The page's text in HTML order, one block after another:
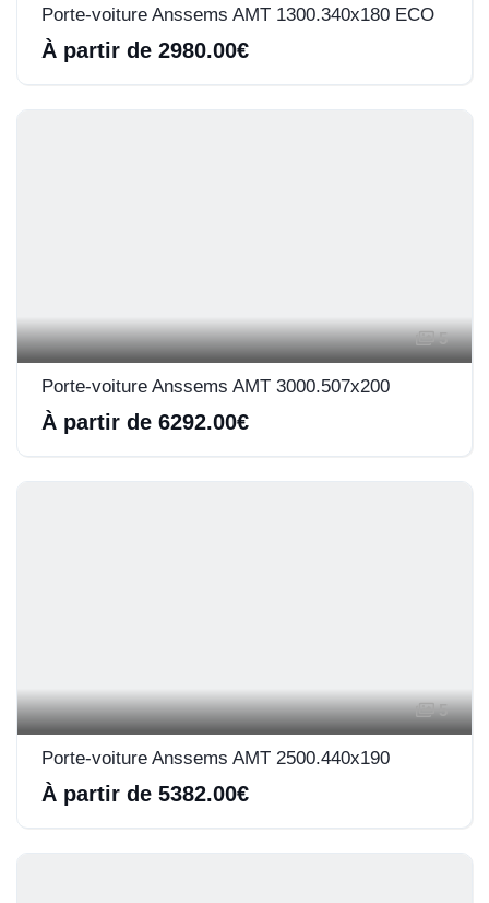
Porte-voiture Anssems AMT 1300.340x180 ECO
À partir de 2980.00€
5
Porte-voiture Anssems AMT 3000.507x200
À partir de 6292.00€
5
Porte-voiture Anssems AMT 2500.440x190
À partir de 5382.00€